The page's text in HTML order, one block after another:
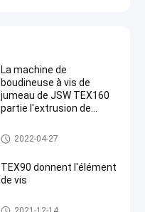
La machine de
boudineuse à vis de
jumeau de JSW TEX160
partie l'extrusion de
pièces jumelles de boudineuse
à vis
2022-04-27
TEX90 donnent l'élément
de vis
Donnez l'élément de vis